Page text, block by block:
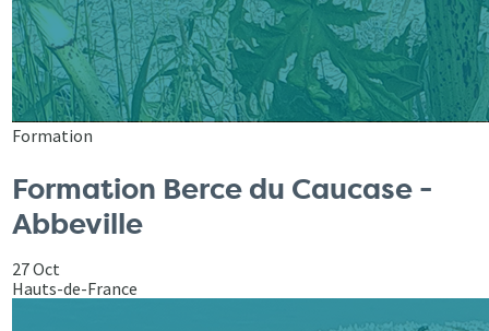
Formation
Formation Berce du Caucase -
Abbeville
27 Oct
Hauts-de-France